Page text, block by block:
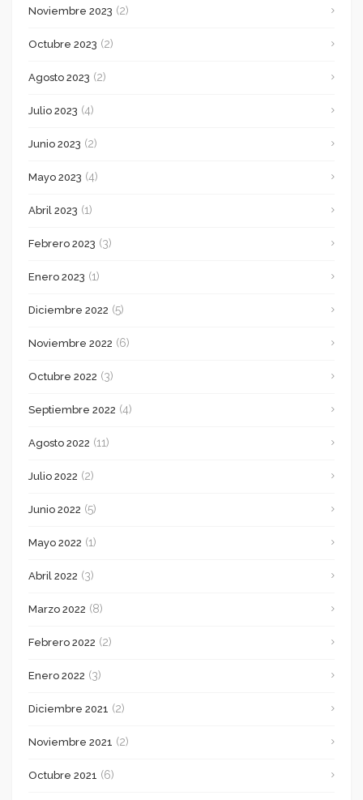
Noviembre 2023 (2)
Octubre 2023 (2)
Agosto 2023 (2)
Julio 2023 (4)
Junio 2023 (2)
Mayo 2023 (4)
Abril 2023 (1)
Febrero 2023 (3)
Enero 2023 (1)
Diciembre 2022 (5)
Noviembre 2022 (6)
Octubre 2022 (3)
Septiembre 2022 (4)
Agosto 2022 (11)
Julio 2022 (2)
Junio 2022 (5)
Mayo 2022 (1)
Abril 2022 (3)
Marzo 2022 (8)
Febrero 2022 (2)
Enero 2022 (3)
Diciembre 2021 (2)
Noviembre 2021 (2)
Octubre 2021 (6)